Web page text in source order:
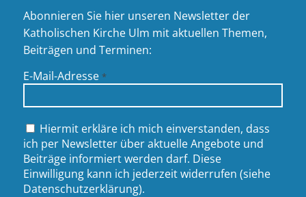
Abonnieren Sie hier unseren Newsletter der
Katholischen Kirche Ulm mit aktuellen Themen,
Beiträgen und Terminen:
E-Mail-Adresse *
Hiermit erkläre ich mich einverstanden, dass
ich per Newsletter über aktuelle Angebote und
Beiträge informiert werden darf. Diese
Einwilligung kann ich jederzeit widerrufen (siehe
Datenschutzerklärung).